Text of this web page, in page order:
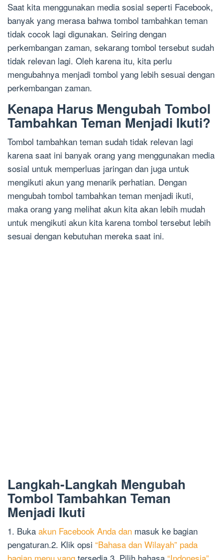
Saat kita menggunakan media sosial seperti Facebook,
banyak yang merasa bahwa tombol tambahkan teman
tidak cocok lagi digunakan. Seiring dengan
perkembangan zaman, sekarang tombol tersebut sudah
tidak relevan lagi. Oleh karena itu, kita perlu
mengubahnya menjadi tombol yang lebih sesuai dengan
perkembangan zaman.
Kenapa Harus Mengubah Tombol
Tambahkan Teman Menjadi Ikuti?
Tombol tambahkan teman sudah tidak relevan lagi
karena saat ini banyak orang yang menggunakan media
sosial untuk memperluas jaringan dan juga untuk
mengikuti akun yang menarik perhatian. Dengan
mengubah tombol tambahkan teman menjadi ikuti,
maka orang yang melihat akun kita akan lebih mudah
untuk mengikuti akun kita karena tombol tersebut lebih
sesuai dengan kebutuhan mereka saat ini.
Langkah-Langkah Mengubah
Tombol Tambahkan Teman
Menjadi Ikuti
1. Buka akun Facebook Anda dan masuk ke bagian
pengaturan.2. Klik opsi “Bahasa dan Wilayah” pada